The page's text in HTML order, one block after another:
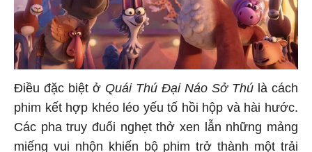
Điều đặc biệt ở Quái Thú Đại Náo Sở Thú là cách
phim kết hợp khéo léo yếu tố hồi hộp và hài hước.
Các pha truy đuổi nghẹt thở xen lẫn những mảng
miếng vui nhộn khiến bộ phim trở thành một trải